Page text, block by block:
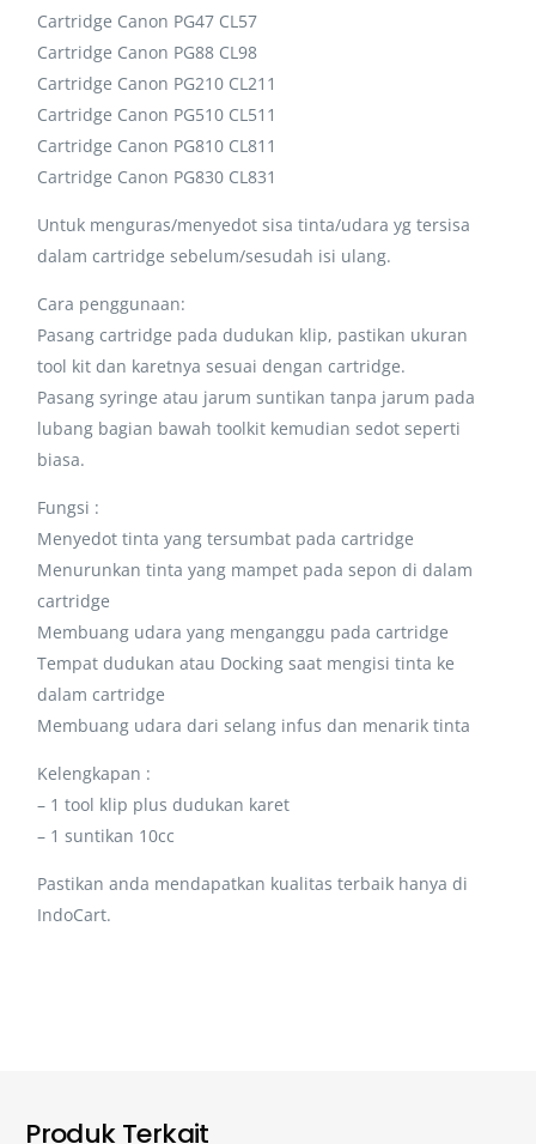
Cartridge Canon PG47 CL57
Cartridge Canon PG88 CL98
Cartridge Canon PG210 CL211
Cartridge Canon PG510 CL511
Cartridge Canon PG810 CL811
Cartridge Canon PG830 CL831
Untuk menguras/menyedot sisa tinta/udara yg tersisa
dalam cartridge sebelum/sesudah isi ulang.
Cara penggunaan:
Pasang cartridge pada dudukan klip, pastikan ukuran
tool kit dan karetnya sesuai dengan cartridge.
Pasang syringe atau jarum suntikan tanpa jarum pada
lubang bagian bawah toolkit kemudian sedot seperti
biasa.
Fungsi :
Menyedot tinta yang tersumbat pada cartridge
Menurunkan tinta yang mampet pada sepon di dalam
cartridge
Membuang udara yang menganggu pada cartridge
Tempat dudukan atau Docking saat mengisi tinta ke
dalam cartridge
Membuang udara dari selang infus dan menarik tinta
Kelengkapan :
– 1 tool klip plus dudukan karet
– 1 suntikan 10cc
Pastikan anda mendapatkan kualitas terbaik hanya di
IndoCart.
Produk Terkait